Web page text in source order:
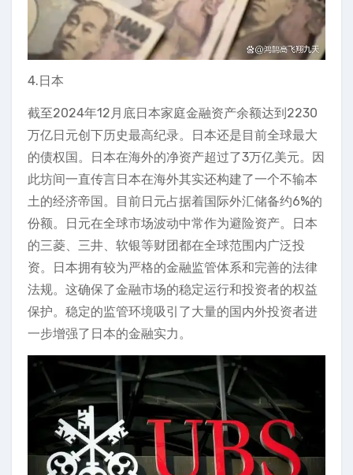
4.日本
截至2024年12月底日本家庭金融资产余额达到2230
万亿日元创下历史最高纪录。日本还是目前全球最大
的债权国。日本在海外的净资产超过了3万亿美元。因
此坊间一直传言日本在海外其实还构建了一个不输本
土的经济帝国。目前日元占据着国际外汇储备约6%的
份额。日元在全球市场波动中常作为避险资产。日本
的三菱、三井、软银等财团都在全球范围内广泛投
资。日本拥有较为严格的金融监管体系和完善的法律
法规。这确保了金融市场的稳定运行和投资者的权益
保护。稳定的监管环境吸引了大量的国内外投资者进
一步增强了日本的金融实力。